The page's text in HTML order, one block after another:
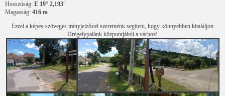
Hosszúság: E 19° 2,193′
Magasság: 416 m
Ezzel a képes-szöveges irányjelzővel szeretnénk segíteni, hogy könnyebben kitaláljon
Drégelypalánk központjából a várhoz!